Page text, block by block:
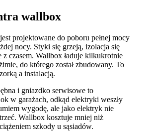
wallbox
projektowane do poboru pełnej mocy
nocy. Styki się grzeją, izolacja się
z czasem. Wallbox ładuje kilkukrotnie
do którego został zbudowany. To
a instalacją.
i gniazdko serwisowe to
w garażach, odkąd elektryki weszły
wygodę, ale jako elektryk nie
Wallbox kosztuje mniej niż
szkody u sąsiadów.